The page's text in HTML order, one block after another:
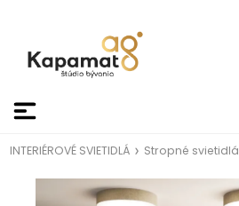
INTERIÉROVÉ SVIETIDLÁ Stropné svietidlá